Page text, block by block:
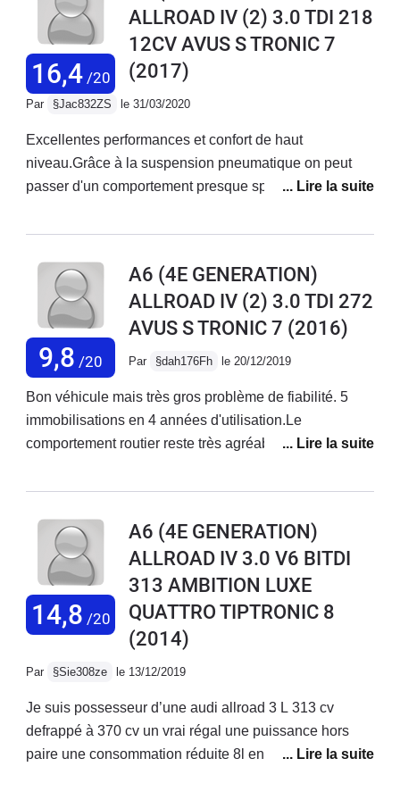
suspensions pneumatiques.
play que le gps natif.
16,4/20
ALLROAD IV (2) 3.0 TDI 218
12CV AVUS S TRONIC 7
(2017)
Par §Jac832ZS le 31/03/2020
Excellentes performances et confort de haut
niveau.Grâce à la suspension pneumatique on peut
passer d'un comportement presque sportif à un confort
sécurité.Equipement complet sauf manque régulateur
mais inclut Audroid auto donc les dernières fonctions
de votre smartphone.Aucun problème rencontré.
9,8 /20
A6 (4E GENERATION)
ALLROAD IV (2) 3.0 TDI 272
AVUS S TRONIC 7 (2016)
Par §dah176Fh le 20/12/2019
Bon véhicule mais très gros problème de fiabilité. 5
immobilisations en 4 années d'utilisation.Le
comportement routier reste très agréable au quotidien
que pour une marque qui se veut premium, l'écoute de
décevante. Le client est chouchouté jusqu'à la
signature de la vente et que peu de considération par
la suite. Dommage car AUDI est une marque que nous
apprécions grandement. En conclusion, prochaine
voiture VOLVO XC90 T8, pas de comparaison à faire
entre les deux marques, chacune à ses points positifs
et négatifs.
14,8 /20
A6 (4E GENERATION)
ALLROAD IV 3.0 V6 BITDI
313 AMBITION LUXE
QUATTRO TIPTRONIC 8
(2014)
Par §Sie308ze le 13/12/2019
Je suis possesseur d’une audi allroad 3 L 313 cv
defrappé à 370 cv un vrai régal une puissance hors
paire une consommation réduite 8l en tàppant dedans